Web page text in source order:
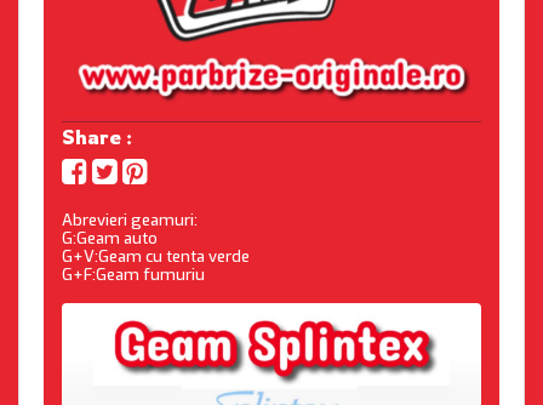
Share :
Abrevieri geamuri:
G:Geam auto
G+V:Geam cu tenta verde
G+F:Geam fumuriu